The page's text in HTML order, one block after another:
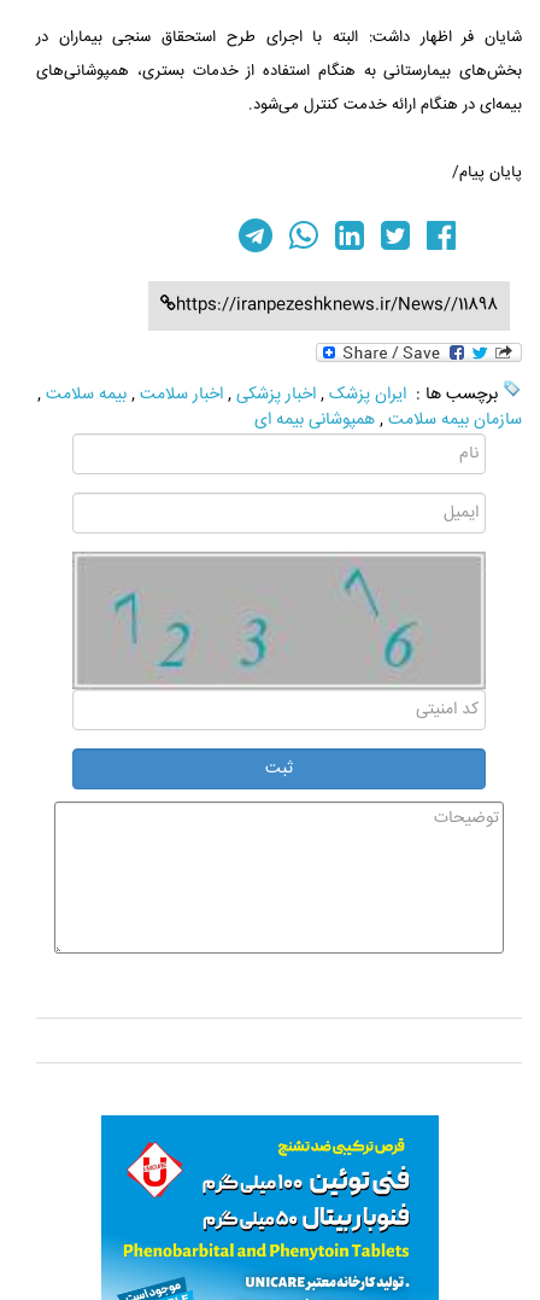
شایان فر اظهار داشت: البته با اجرای طرح استحقاق سنجی بیماران در
بخش‌های بیمارستانی به هنگام استفاده از خدمات بستری، همپوشانی‌های
بیمه‌ای در هنگام ارائه خدمت کنترل می‌شود.
پایان پیام/
https://iranpezeshknews.ir/News//11898
برچسب ها : ایران پزشک,اخبار پزشکی,اخبار سلامت,بیمه سلامت,
سازمان بیمه سلامت,همپوشانی بیمه ای